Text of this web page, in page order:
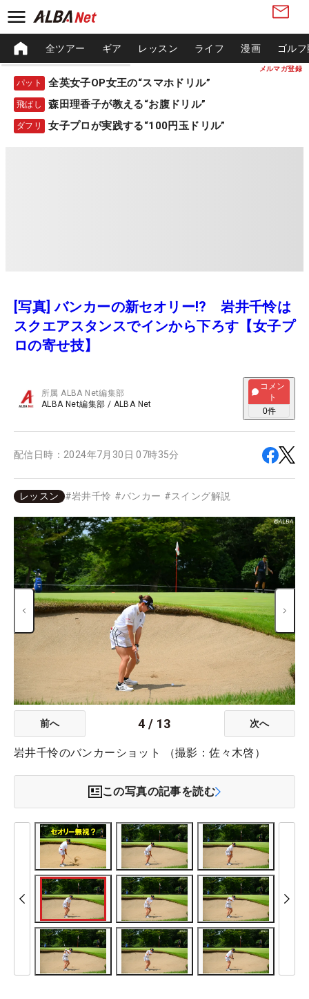
メルマガ登録
全ツアー ギア レッスン ライフ 漫画 ゴル
パット 全英女子OP女王の“スマホドリル”
飛ばし 森田理香子が教える“お腹ドリル”
ダフリ 女子プロが実践する“100円玉ドリル”
[写真] バンカーの新セオリー!? 岩井千怜は
スクエアスタンスでインから下ろす【女子プ
ロの寄せ技】
所属ALBA Net編集部
ALBA Net編集部 / ALBA Net
コメン
ト
0件
配信日時： 2024年7月30日 07時35分
レッスン #岩井千怜 #バンカー #スイング解説
前へ 4 / 13 次へ
岩井千怜のバンカーショット （撮影：佐々木啓）
この写真の記事を読む